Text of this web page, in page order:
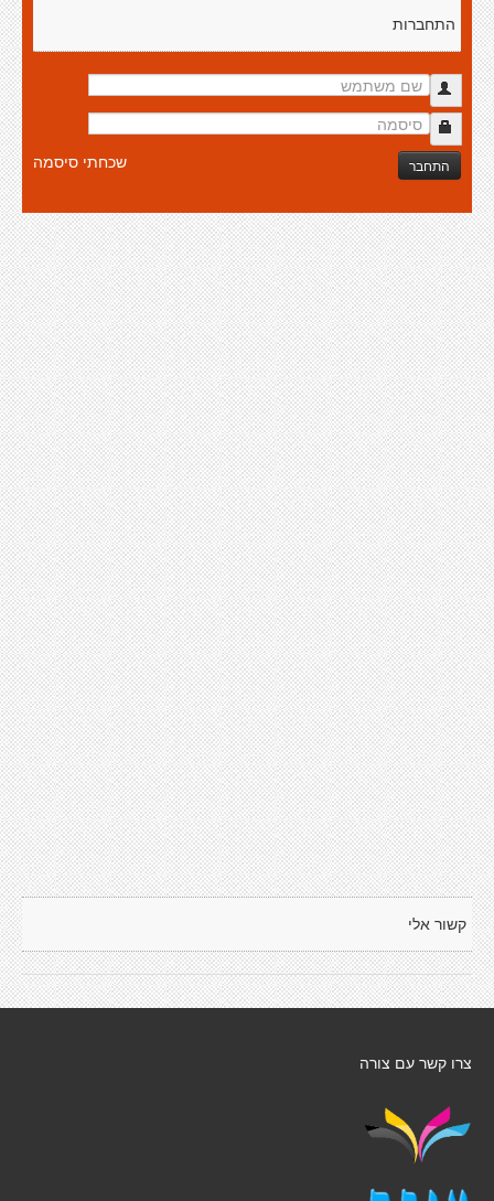
התחברות
התחבר שכחתי סיסמה
קשור אלי
צרו קשר עם צורה